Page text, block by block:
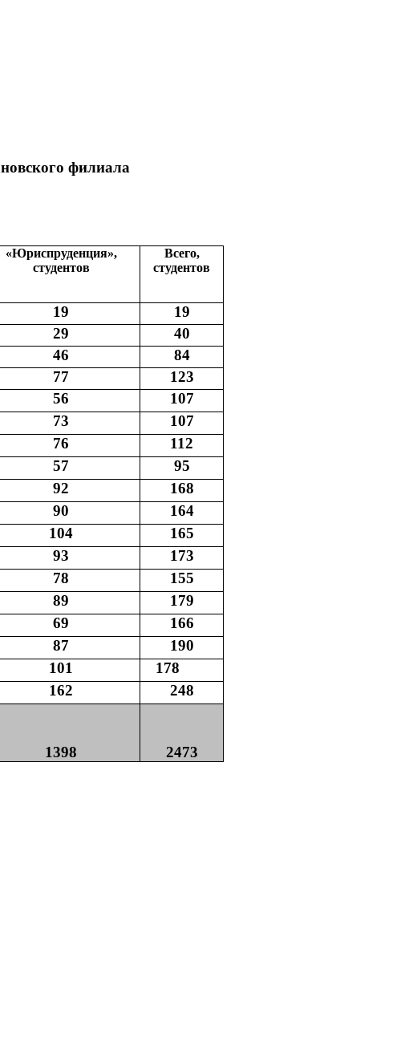
филиала
«Юриспруденция»,
студентов
Всего,
студентов
19
19
29
40
46
84
77
123
56
107
73
107
76
112
57
95
92
168
90
164
104
165
93
173
78
155
89
179
69
166
87
190
101
178
162
248
1398 2473